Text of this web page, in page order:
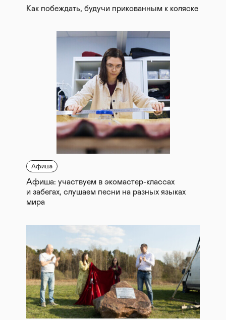
Как побеждать, будучи прикованным к коляске
Афиша
Афиша: участвуем в экомастер-классах
и забегах, слушаем песни на разных языках
мира